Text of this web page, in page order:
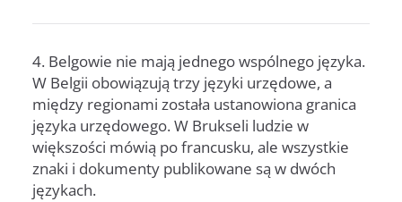
4. Belgowie nie mają jednego wspólnego języka.
W Belgii obowiązują trzy języki urzędowe, a
między regionami została ustanowiona granica
języka urzędowego. W Brukseli ludzie w
większości mówią po francusku, ale wszystkie
znaki i dokumenty publikowane są w dwóch
językach.